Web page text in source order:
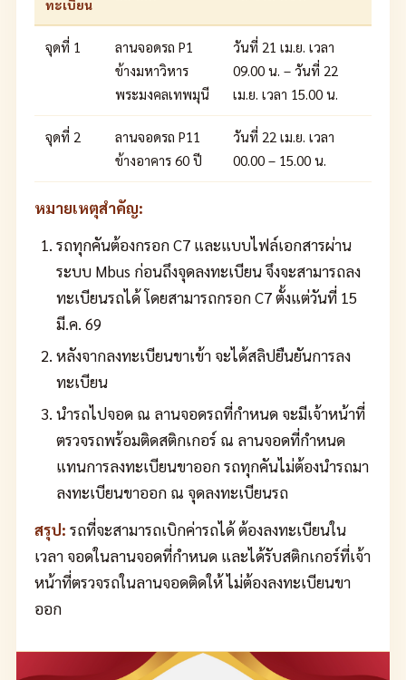
ทะเบียน
จุดที่ 1
ลานจอดรถ P1
ข้างมหาวิหาร
พระมงคลเทพมุนี
วันที่ 21 เม.ย. เวลา
09.00 น. – วันที่ 22
เม.ย. เวลา 15.00 น.
จุดที่ 2
ลานจอดรถ P11
ข้างอาคาร 60 ปี
วันที่ 22 เม.ย. เวลา
00.00 – 15.00 น.
หมายเหตุสำคัญ:
รถทุกคันต้องกรอก C7 และแบบไฟล์เอกสารผ่าน
ระบบ Mbus ก่อนถึงจุดลงทะเบียน จึงจะสามารถลง
ทะเบียนรถได้ โดยสามารถกรอก C7 ตั้งแต่วันที่ 15
มี.ค. 69
หลังจากลงทะเบียนขาเข้า จะได้สลิปยืนยันการลง
ทะเบียน
นำรถไปจอด ณ ลานจอดรถที่กำหนด จะมีเจ้าหน้าที่
ตรวจรถพร้อมติดสติกเกอร์ ณ ลานจอดที่กำหนด
แทนการลงทะเบียนขาออก รถทุกคันไม่ต้องนำรถมา
ลงทะเบียนขาออก ณ จุดลงทะเบียนรถ
สรุป: รถที่จะสามารถเบิกค่ารถได้ ต้องลงทะเบียนใน
เวลา จอดในลานจอดที่กำหนด และได้รับสติกเกอร์ที่เจ้า
หน้าที่ตรวจรถในลานจอดติดให้ ไม่ต้องลงทะเบียนขา
ออก